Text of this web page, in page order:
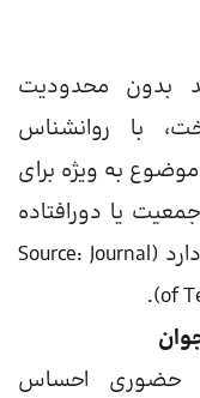
بدون محدودیت
با روانشناس
به ویژه برای
یا دورافتاده
زندگی می‌کنند، اهمیت زیادی دارد (Source: Journal
of
حضوری احساس